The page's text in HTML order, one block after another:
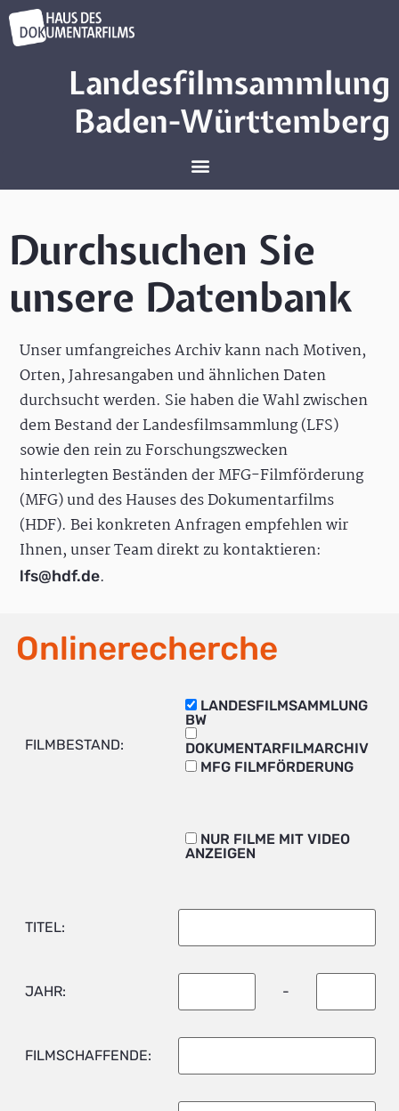
Landesfilmsammlung
Baden-Württemberg
Durchsuchen Sie
unsere Datenbank
Unser umfangreiches Archiv kann nach Motiven,
Orten, Jahresangaben und ähnlichen Daten
durchsucht werden. Sie haben die Wahl zwischen
dem Bestand der Landesfilmsammlung (LFS)
sowie den rein zu Forschungszwecken
hinterlegten Beständen der MFG-Filmförderung
(MFG) und des Hauses des Dokumentarfilms
(HDF). Bei konkreten Anfragen empfehlen wir
Ihnen, unser Team direkt zu kontaktieren:
lfs@hdf.de.
Onlinerecherche
FILMBESTAND:
LANDESFILMSAMMLUNG
BW
DOKUMENTARFILMARCHIV
MFG FILMFÖRDERUNG
NUR FILME MIT VIDEO
ANZEIGEN
TITEL:
JAHR: -
FILMSCHAFFENDE: